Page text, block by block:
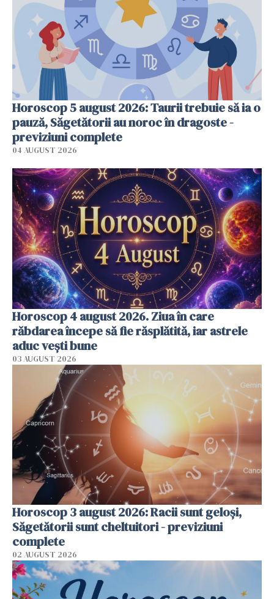
Horoscop 5 august 2026: Taurii trebuie să ia o
pauză, Săgetătorii au noroc în dragoste -
previziuni complete
04 AUGUST 2026
Horoscop 4 august 2026. Ziua în care
răbdarea începe să fie răsplătită, iar astrele
aduc vești bune
03 AUGUST 2026
Horoscop 3 august 2026: Racii sunt geloși,
Săgetătorii sunt cheltuitori - previziuni
complete
02 AUGUST 2026